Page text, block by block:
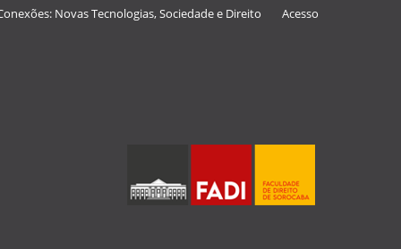
Novas Tecnologias, Sociedade e Direito Acesso